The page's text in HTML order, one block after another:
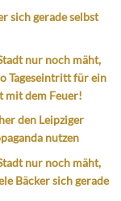
sich gerade selbst
nur noch mäht,
Tageseintritt für ein
mit dem Feuer!
den Leipziger
nutzen
nur noch mäht,
Bäcker sich gerade